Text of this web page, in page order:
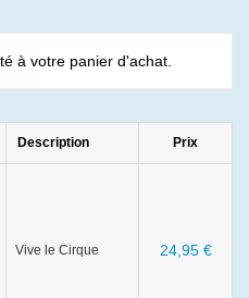
à votre panier d'achat.
Description Prix
Vive le Cirque 24,95 €